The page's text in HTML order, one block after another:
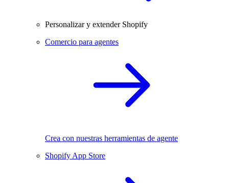
Personalizar y extender Shopify
Comercio para agentes
Crea con nuestras herramientas de agente
Shopify App Store